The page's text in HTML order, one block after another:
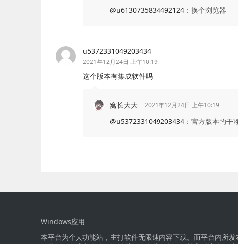
@u6130735834492124 ： 换个浏览器
u5372331049203434
2021年12月24日 上午10:19
这个版本有集成软件吗
窝长大大 2021年12月24日 上午10:19
@u5372331049203434 ： 官方版本的干
Windows应用
本平台为个人功能站，主打软件无限速内容下载。而平台内所